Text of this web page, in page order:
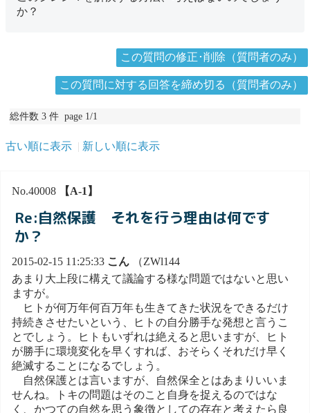
か？
この質問の修正･削除（質問者のみ）
この質問に対する回答を締め切る（質問者のみ）
総件数 3 件 page 1/1
古い順に表示 新しい順に表示
No.40008 【A-1】
Re:自然保護 それを行う理由は何です
か？
2015-02-15 11:25:33 こん （ZWl144
あまり大上段に構えて議論する様な問題ではないと思い
ますが。
ヒトが何万年何百万年も生きてきた状況をできるだけ
持続きさせたいという、ヒトの自分勝手な発想と言うこ
とでしょう。ヒトもいずれは絶えると思いますが、ヒト
が勝手に環境変化を早くすれば、おそらくそれだけ早く
絶滅することになるでしょう。
自然保護とは言いますが、自然保全とはあまりいいま
せんね。トキの問題はそのこと自身を捉えるのではな
く、かつての自然を思う象徴としての存在と考えたら良